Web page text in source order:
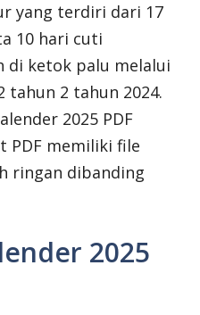
yang terdiri dari 17
10 hari cuti
di ketok palu melalui
tahun 2 tahun 2024.
2025 PDF
PDF memiliki file
ringan dibanding
2025